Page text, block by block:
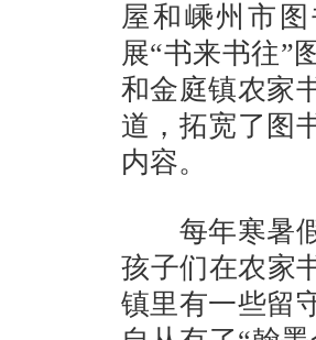
屋和嵊州市
展“书来书往”
和金庭镇农家
道，拓宽了图
内容。
每年寒暑假
孩子们在农家
镇里有一些留